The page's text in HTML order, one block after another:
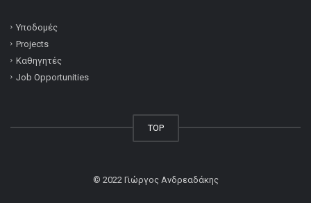
Υποδομές
Projects
Καθηγητές
Job Opportunities
TOP
© 2022 Γιώργος Ανδρεαδάκης